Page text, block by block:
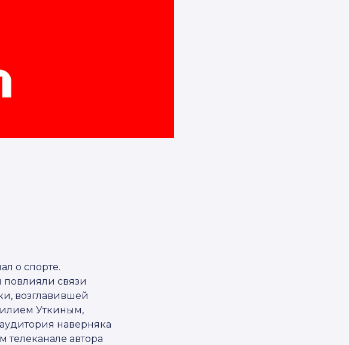
о спорте.
повлияли связи
возглавившей
Уткиным,
наверняка
телеканале автора